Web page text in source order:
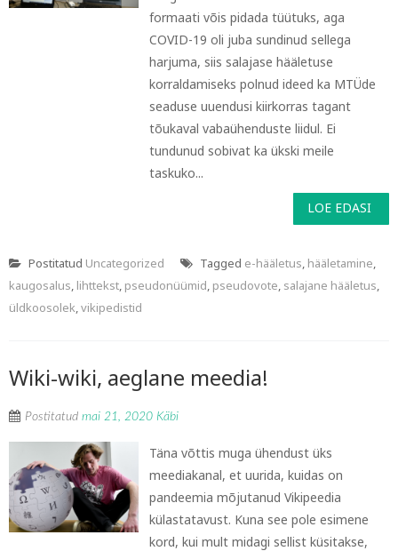
formaati võis pidada tüütuks, aga
COVID-19 oli juba sundinud sellega
harjuma, siis salajase hääletuse
korraldamiseks polnud ideed ka MTÜde
seaduse uuendusi kiirkorras tagant
tõukaval vabaühenduste liidul. Ei
tundunud sobivat ka ükski meile
taskuko...
LOE EDASI
Postitatud Uncategorized Tagged e-hääletus, hääletamine,
kaugosalus, lihttekst, pseudonüümid, pseudovote, salajane hääletus,
üldkoosolek,vikipedistid
Wiki-wiki, aeglane meedia!
Postitatud mai 21, 2020 Käbi
Täna võttis muga ühendust üks
meediakanal, et uurida, kuidas on
pandeemia mõjutanud Vikipeedia
külastatavust. Kuna see pole esimene
kord, kui mult midagi sellist küsitakse,